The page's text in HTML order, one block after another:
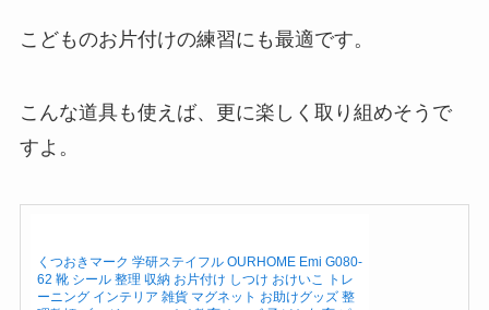
こどものお片付けの練習にも最適です。
こんな道具も使えば、更に楽しく取り組めそうで
すよ。
くつおきマーク 学研ステイフル OURHOME Emi G080-
62 靴 シール 整理 収納 お片付け しつけ おけいこ トレ
ーニング インテリア 雑貨 マグネット お助けグッズ 整